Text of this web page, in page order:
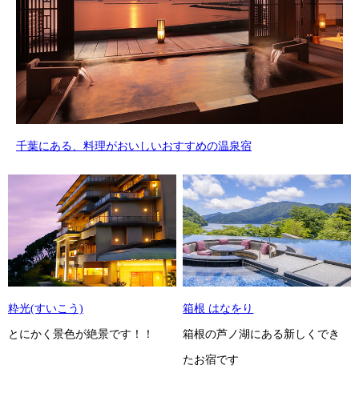
千葉にある、料理がおいしいおすすめの温泉宿
粋光(すいこう)
とにかく景色が絶景です！！
箱根 はなをり
箱根の芦ノ湖にある新しくでき
たお宿です